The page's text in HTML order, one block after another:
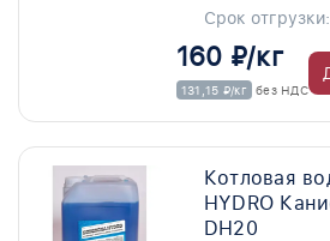
Срок отгрузки:
160 ₽/кг
131,15 ₽/кг без НДС
Котловая
HYDRO
DH20